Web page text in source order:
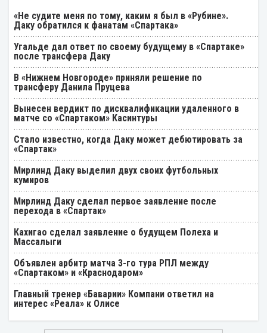
«Не судите меня по тому, каким я был в «Рубине».
Даку обратился к фанатам «Спартака»
Угальде дал ответ по своему будущему в «Спартаке»
после трансфера Даку
В «Нижнем Новгороде» приняли решение по
трансферу Данила Пруцева
Вынесен вердикт по дисквалификации удаленного в
матче со «Спартаком» Касинтуры
Стало известно, когда Даку может дебютировать за
«Спартак»
Мирлинд Даку выделил двух своих футбольных
кумиров
Мирлинд Даку сделал первое заявление после
перехода в «Спартак»
Кахигао сделал заявление о будущем Полеха и
Массалыги
Объявлен арбитр матча 3-го тура РПЛ между
«Спартаком» и «Краснодаром»
Главный тренер «Баварии» Компани ответил на
интерес «Реала» к Олисе